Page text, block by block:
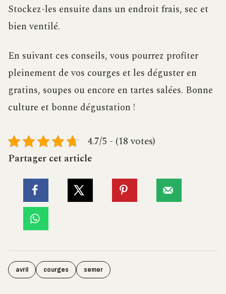
Stockez-les ensuite dans un endroit frais, sec et
bien ventilé.
En suivant ces conseils, vous pourrez profiter
pleinement de vos courges et les déguster en
gratins, soupes ou encore en tartes salées. Bonne
culture et bonne dégustation !
4.7/5 - (18 votes)
Partager cet article
avril courges semer